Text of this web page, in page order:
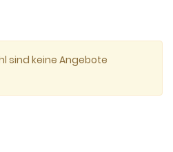
sind keine Angebote